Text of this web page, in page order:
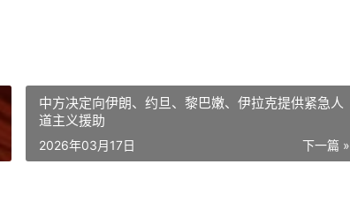
中方决定向伊朗、约旦、黎巴嫩、伊拉克提供紧急人
道主义援助
下一篇 »
2026年03月17日